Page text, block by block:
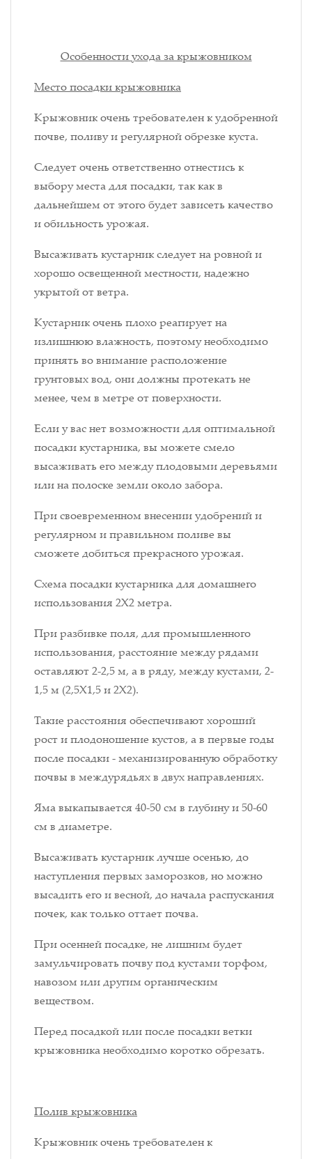
Особенности ухода за крыжовником
Место посадки крыжовника
Крыжовник очень требователен к удобренной
почве, поливу и регулярной обрезке куста.
Следует очень ответственно отнестись к
выбору места для посадки, так как в
дальнейшем от этого будет зависеть качество
и обильность урожая.
Высаживать кустарник следует на ровной и
хорошо освещенной местности, надежно
укрытой от ветра.
Кустарник очень плохо реагирует на
излишнюю влажность, поэтому необходимо
принять во внимание расположение
грунтовых вод, они должны протекать не
менее, чем в метре от поверхности.
Если у вас нет возможности для оптимальной
посадки кустарника, вы можете смело
высаживать его между плодовыми деревьями
или на полоске земли около забора.
При своевременном внесении удобрений и
регулярном и правильном поливе вы
сможете добиться прекрасного урожая.
Схема посадки кустарника для домашнего
использования 2Х2 метра.
При разбивке поля, для промышленного
использования, расстояние между рядами
оставляют 2-2,5 м, а в ряду, между кустами, 2-
1,5 м (2,5X1,5 и 2X2).
Такие расстояния обеспечивают хороший
рост и плодоношение кустов, а в первые годы
после посадки - механизированную обработку
почвы в междурядьях в двух направлениях.
Яма выкапывается 40-50 см в глубину и 50-60
см в диаметре.
Высаживать кустарник лучше осенью, до
наступления первых заморозков, но можно
высадить его и весной, до начала распускания
почек, как только оттает почва.
При осенней посадке, не лишним будет
замульчировать почву под кустами торфом,
навозом или другим органическим
веществом.
Перед посадкой или после посадки ветки
крыжовника необходимо коротко обрезать.
Полив крыжовника
Крыжовник очень требователен к